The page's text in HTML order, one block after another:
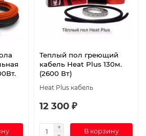
Теплый пол греющий
кабель Heat Plus 130м.
(2600 Вт)
Heat Plus кабель
12 300 ₽
В корзину